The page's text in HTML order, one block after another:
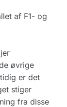
af F1- og
øvrige
er det
stiger
fra disse